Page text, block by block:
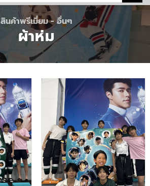
สินค้าพรีเมี่ยม - อื่นๆ
ผ้าห่ม